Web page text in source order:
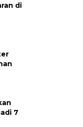
di
7